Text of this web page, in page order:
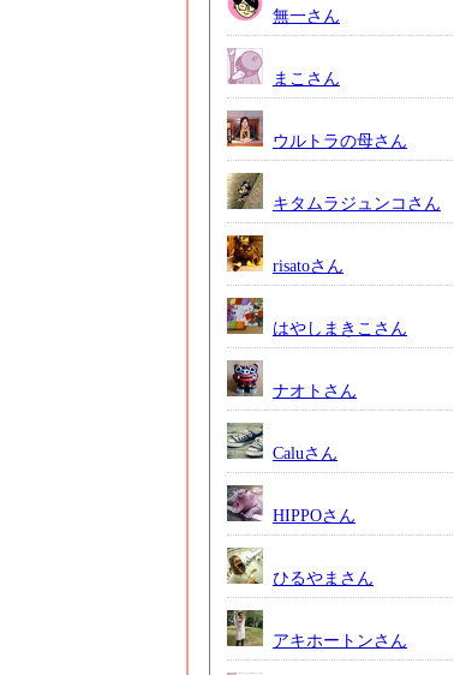
無一さん
まこさん
ウルトラの母さん
キタムラジュンコさん
risatoさん
はやしまきこさん
ナオトさん
Caluさん
HIPPOさん
ひるやまさん
アキホートンさん